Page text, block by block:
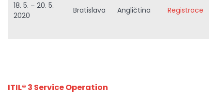
18. 5. – 20. 5.
2020
Bratislava Angličtina Registrace
ITIL® 3 Service Operation